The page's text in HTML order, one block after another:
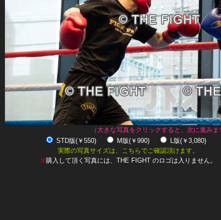
（大きな写真をクリックすると、次に進みま
STD版(￥550)
M版(￥990)
L版(￥3,080)
実際の写真サイズは、こちらでご確認頂けます。
※購入して頂く写真には、THE FIGHT のロゴは入りません。